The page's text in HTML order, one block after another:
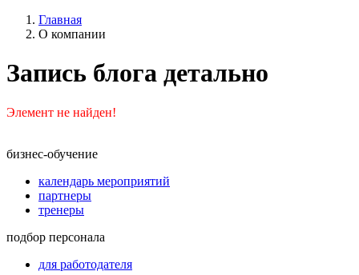
Главная
О компании
Запись блога детально
Элемент не найден!
бизнес-обучение
календарь мероприятий
партнеры
тренеры
подбор персонала
для работодателя